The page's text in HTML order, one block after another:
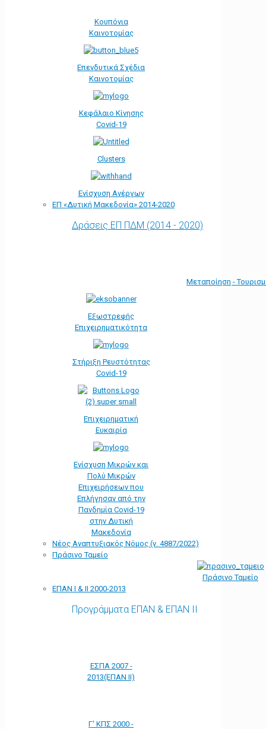
Κουπόνια
Καινοτομίας
Επενδυτικά Σχέδια
Καινοτομίας
Κεφάλαιο Κίνησης
Covid-19
Clusters
Ενίσχυση Ανέργων
ΕΠ «Δυτική Μακεδονία» 2014-2020
Δράσεις ΕΠ ΠΔΜ (2014 - 2020)
Μεταποίηση -
Εξωστρεφής
Επιχειρηματικότητα
Στήριξη Ρευστότητας
Covid-19
Επιχειρηματική
Ευκαιρία
Ενίσχυση Μικρών και
Πολύ Μικρών
Επιχειρήσεων που
Επλήγησαν από την
Πανδημία Covid-19
στην Δυτική
Μακεδονία
Νέος Αναπτυξιακός Νόμος (ν. 4887/2022)
Πράσινο Ταμείο
Πράσινο Ταμείο
ΕΠΑΝ Ι & ΙΙ 2000-2013
Προγράμματα ΕΠΑΝ & ΕΠΑΝ ΙΙ
ΕΣΠΑ 2007 -
2013(ΕΠΑΝ ΙΙ)
Γ' ΚΠΣ 2000 -